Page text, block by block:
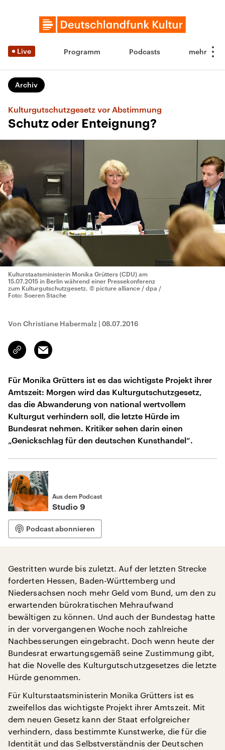
Live Programm Podcasts
Archiv
Kulturgutschutzgesetz vor Abstimmung
Schutz oder Enteignung?
Kulturstaatsministerin Monika Grütters (CDU) am
15.07.2015 in Berlin während einer Pressekonferenz
zum Kulturgutschutzgesetz. © picture alliance / dpa /
Foto: Soeren Stache
Von Christiane Habermalz | 08.07.2016
Link
kopieren/teilen
Email
Für Monika Grütters ist es das wichtigste Projekt ihrer
Amtszeit: Morgen wird das Kulturgutschutzgesetz,
das die Abwanderung von national wertvollem
Kulturgut verhindern soll, die letzte Hürde im
Bundesrat nehmen. Kritiker sehen darin einen
„Genickschlag für den deutschen Kunsthandel“.
Aus dem Podcast
Studio 9
Podcast abonnieren
Gestritten wurde bis zuletzt. Auf der letzten Strecke
forderten Hessen, Baden-Württemberg und
Niedersachsen noch mehr Geld vom Bund, um den zu
erwartenden bürokratischen Mehraufwand
bewältigen zu können. Und auch der Bundestag hatte
in der vorvergangenen Woche noch zahlreiche
Nachbesserungen eingebracht. Doch wenn heute der
Bundesrat erwartungsgemäß seine Zustimmung gibt,
hat die Novelle des Kulturgutschutzgesetzes die letzte
Hürde genommen.
Für Kulturstaatsministerin Monika Grütters ist es
zweifellos das wichtigste Projekt ihrer Amtszeit. Mit
dem neuen Gesetz kann der Staat erfolgreicher
verhindern, dass bestimmte Kunstwerke, die für die
Identität und das Selbstverständnis der Deutschen